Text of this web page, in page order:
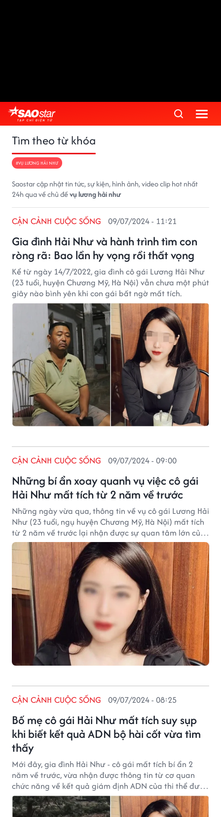
Tìm theo từ khóa
#VỤ LƯƠNG HẢI NHƯ
Saostar cập nhật tin tức, sự kiện, hình ảnh, video clip hot nhất
24h qua về chủ đềvụ lương hải như
Gia đình Hải Như và hành trình tìm con
ròng rã: Bao lần hy vọng rồi thất vọng
CẬN CẢNH CUỘC SỐNG 09/07/2024 - 11:21
Kể từ ngày 14/7/2022, gia đình cô gái Lương Hải Như
(23 tuổi, huyện Chương Mỹ, Hà Nội) vẫn chưa một phút
giây nào bình yên khi con gái bất ngờ mất tích.
Những bí ẩn xoay quanh vụ việc cô gái
Hải Như mất tích từ 2 năm về trước
CẬN CẢNH CUỘC SỐNG 09/07/2024 - 09:00
Những ngày vừa qua, thông tin về vụ cô gái Lương Hải
Như (23 tuổi, ngụ huyện Chương Mỹ, Hà Nội) mất tích
từ 2 năm về trước lại nhận được sự quan tâm lớn của
dư luận.
Bố mẹ cô gái Hải Như mất tích suy sụp
khi biết kết quả ADN bộ hài cốt vừa tìm
thấy
CẬN CẢNH CUỘC SỐNG 09/07/2024 - 08:25
Mới đây, gia đình Hải Như - cô gái mất tích bí ẩn 2
năm về trước, vừa nhận được thông tin từ cơ quan
chức năng về kết quả giám định ADN của thi thể được
phát hiện tại một ống cống công trình trên Quốc lộ 6
hôm 5/7.